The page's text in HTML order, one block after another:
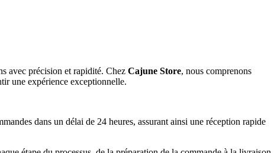
avec précision et rapidité. Chez Cajune Store, nous comprenons
une expérience exceptionnelle.
dans un délai de 24 heures, assurant ainsi une réception rapide